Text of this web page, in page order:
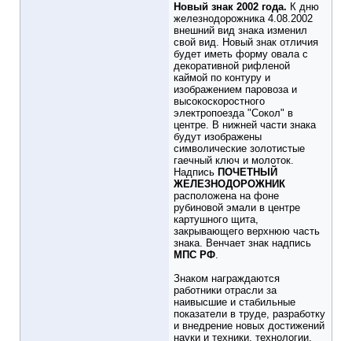
Новый знак 2002 года. К дню
железнодорожника 4.08.2002
внешний вид знака изменил
свой вид. Новый знак отличия
будет иметь форму овала с
декоративной рифленой
каймой по контуру и
изображением паровоза и
высокоскоростного
электропоезда "Сокол" в
центре. В нижней части знака
будут изображены
символические золотистые
гаечный ключ и молоток.
Надпись ПОЧЕТНЫЙ
ЖЕЛЕЗНОДОРОЖНИК
расположена на фоне
рубиновой эмали в центре
картушного щита,
закрывающего верхнюю часть
знака. Венчает знак надпись
МПС РФ.
Знаком награждаются
работники отрасли за
наивысшие и стабильные
показатели в труде, разработку
и внедрение новых достижений
науки и техники, технологии.